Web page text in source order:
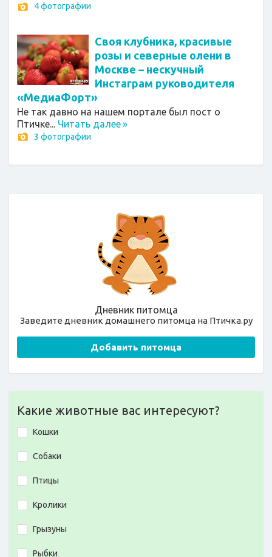
4 фотографии
Своя клубника, красивые
розы и северные олени в
Москве – нескучный
Инстаграм руководителя
«МедиаФорт»
Не так давно на нашем портале был пост о
Птичке... Читать далее»
3 фотографии
Дневник питомца
Заведите дневник домашнего питомца на Птичка.ру
Добавить питомца
Какие животные вас интересуют?
Кошки
Собаки
Птицы
Кролики
Грызуны
Рыбки